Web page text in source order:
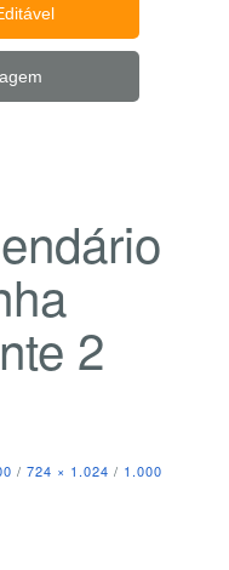
2
/ 724 × 1.024 / 1.000